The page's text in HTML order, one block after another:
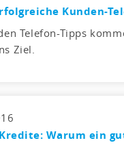
Kunden-
Telefon-Tipps
Ziel.
Warum ein